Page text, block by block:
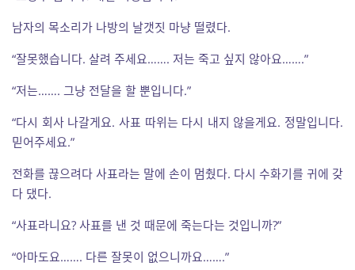
남자의 목소리가 나방의 날갯짓 마냥 떨렸다.
“잘못했습니다. 살려 주세요……. 저는 죽고 싶지 않아요…….”
“저는……. 그냥 전달을 할 뿐입니다.”
“다시 회사 나갈게요. 사표 따위는 다시 내지 않을게요. 정말입니다.
믿어주세요.”
전화를 끊으려다 사표라는 말에 손이 멈췄다. 다시 수화기를 귀에 갖
다 댔다.
“사표라니요? 사표를 낸 것 때문에 죽는다는 것입니까?”
“아마도요……. 다른 잘못이 없으니까요…….”